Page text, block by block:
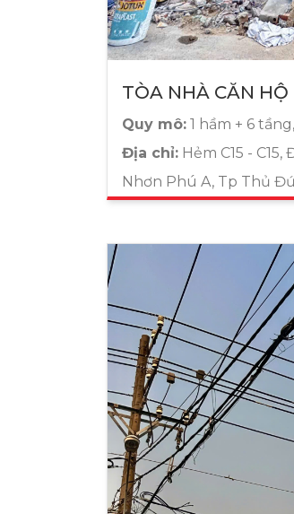
TÒA NHÀ CĂN HỘ
Quy mô: 1 hầm + 6
Địa chỉ: Hẻm C15 -
Nhơn Phú A, Tp Thủ